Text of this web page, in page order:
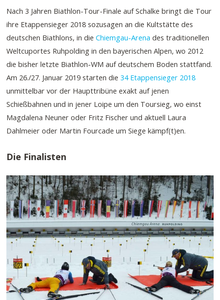
Nach 3 Jahren Biathlon-Tour-Finale auf Schalke bringt die Tour
ihre Etappensieger 2018 sozusagen an die Kultstätte des
deutschen Biathlons, in dieChiemgau-Arena des traditionellen
Weltcuportes Ruhpolding in den bayerischen Alpen, wo 2012
die bisher letzte Biathlon-WM auf deutschem Boden stattfand.
Am 26./27. Januar 2019 starten die34 Etappensieger 2018
unmittelbar vor der Haupttribüne exakt auf jenen
Schießbahnen und in jener Loipe um den Toursieg, wo einst
Magdalena Neuner oder Fritz Fischer und aktuell Laura
Dahlmeier oder Martin Fourcade um Siege kämpf(t)en.
Die Finalisten